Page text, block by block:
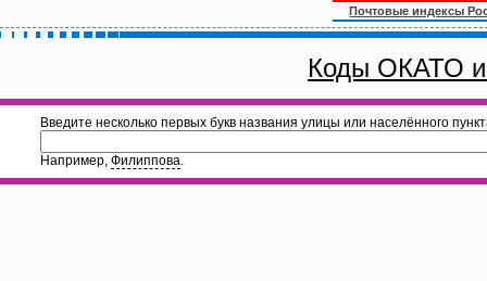
Почтовые индексы
Коды ОКАТО
Введите несколько первых букв названия улицы или населённого
Например, Филиппова.